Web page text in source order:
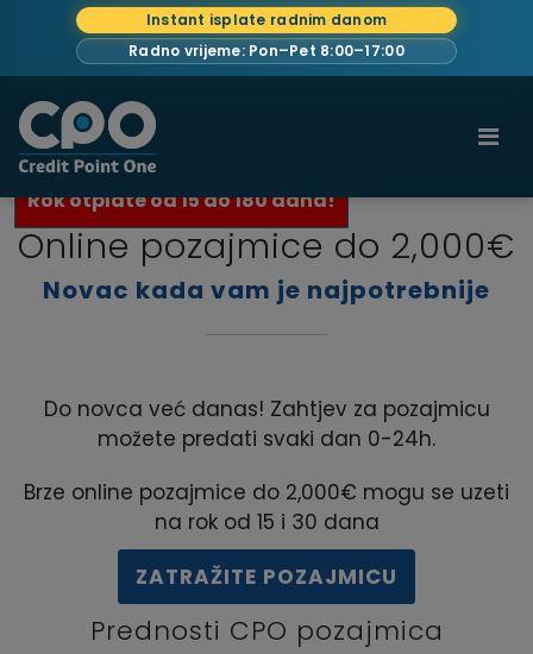
Rok otplate od 15 do 180 dana!
Instant isplate radnim danom
Radno vrijeme: Pon–Pet 8:00–17:00
Naslovna Pozajmice
Online pozajmice do 2,000€
Novac kada vam je najpotrebnije
Do novca već danas! Zahtjev za pozajmicu
možete predati svaki dan 0-24h.
Brze online pozajmice do 2,000€ mogu se uzeti
na rok od 15 i 30 dana
ZATRAŽITE POZAJMICU
Prednosti CPO pozajmica